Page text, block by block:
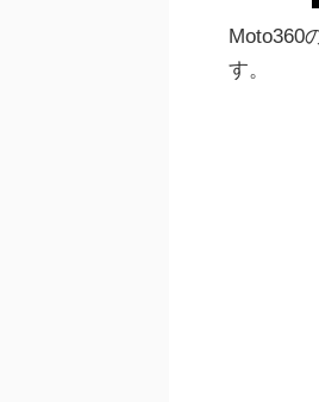
Moto360
す。